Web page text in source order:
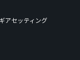
アセッティング